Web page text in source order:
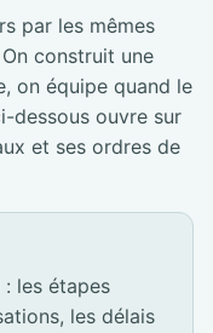
par les mêmes
construit une
on équipe quand le
dessous ouvre sur
et ses ordres de
les étapes
les délais